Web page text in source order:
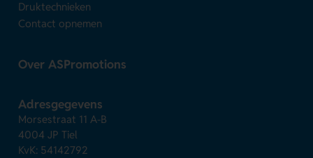
Druktechnieken
Contact opnemen
Over ASPromotions
Adresgegevens
Morsestraat 11 A-B
4004 JP Tiel
KvK: 54142792